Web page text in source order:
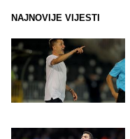
NAJNOVIJE VIJESTI